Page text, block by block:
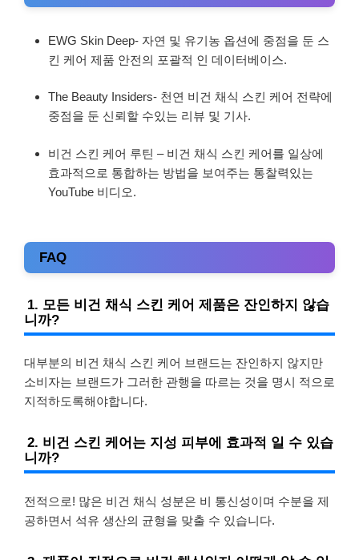
EWG Skin Deep- 자연 및 유기농 옵션에 중점을 둔 스
킨 케어 제품 안전의 포괄적 인 데이터베이스.
The Beauty Insiders- 천연 비건 채식 스킨 케어 전략에
중점을 둔 신뢰할 수있는 리뷰 및 기사.
비건 스킨 케어 루틴 – 비건 채식 스킨 케어를 일상에
효과적으로 통합하는 방법을 보여주는 통찰력있는
YouTube 비디오.
FAQ
1. 모든 비건 채식 스킨 케어 제품은 잔인하지 않습
니까?
대부분의 비건 채식 스킨 케어 브랜드는 잔인하지 않지만
소비자는 브랜드가 그러한 관행을 따르는 것을 명시 적으로
지적하도록해야합니다.
2. 비건 스킨 케어는 지성 피부에 효과적 일 수 있습
니까?
전적으로! 많은 비건 채식 성분은 비 통신성이며 수분을 제
공하면서 석유 생산의 균형을 맞출 수 있습니다.